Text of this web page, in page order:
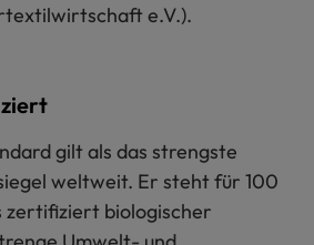
e.V.).
gilt als das strengste
weltweit. Er steht für 100
zertifiziert biologischer